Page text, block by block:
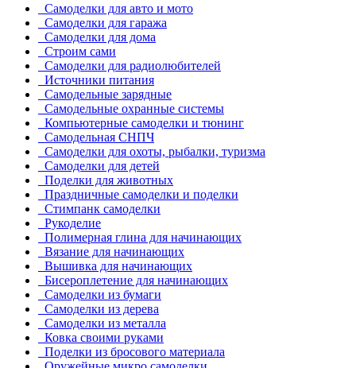
Самоделки для авто и мото
Самоделки для гаража
Самоделки для дома
Строим сами
Самоделки для радиолюбителей
Источники питания
Самодельные зарядные
Самодельные охранные системы
Компьютерные самоделки и тюнинг
Самодельная СНПЧ
Самоделки для охоты, рыбалки, туризма
Самоделки для детей
Поделки для животных
Праздничные самоделки и поделки
Стимпанк самоделки
Рукоделие
Полимерная глина для начинающих
Вязание для начинающих
Вышивка для начинающих
Бисероплетение для начинающих
Самоделки из бумаги
Самоделки из дерева
Самоделки из металла
Ковка своими руками
Поделки из бросового материала